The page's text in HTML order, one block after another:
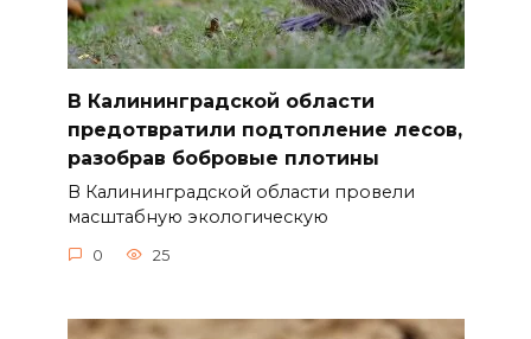
В Калининградской области
предотвратили подтопление лесов,
разобрав бобровые плотины
В Калининградской области провели
масштабную экологическую
0 25